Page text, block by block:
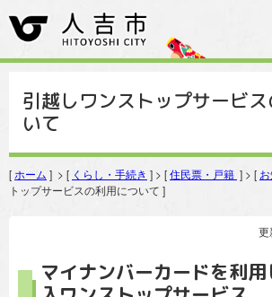
引越しワンストップサービ
いて
[ ホーム ] > [ くらし・手続き ] > [住民票・戸籍 ] > [
トップサービスの利用について ]
更
マイナンバーカードを利